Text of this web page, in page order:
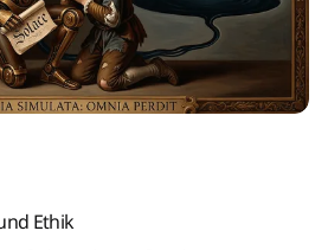
Ethik